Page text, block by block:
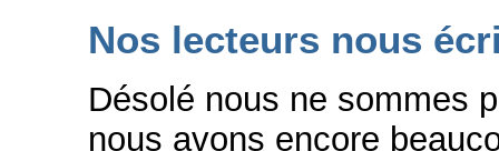
Nos lecteurs nous
Désolé nous ne sommes
nous avons encore